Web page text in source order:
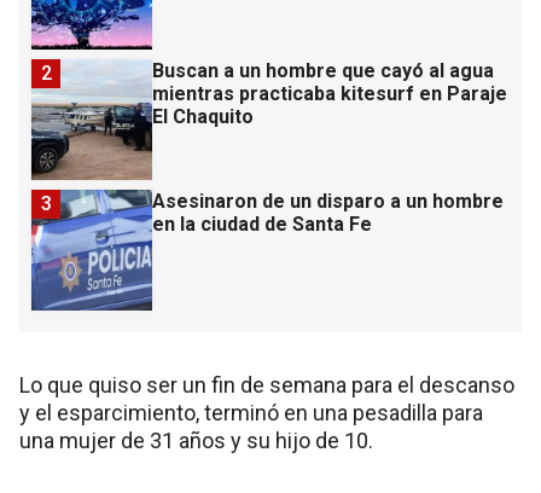
Buscan a un hombre que cayó al agua
mientras practicaba kitesurf en Paraje
El Chaquito
2
Asesinaron de un disparo a un hombre
en la ciudad de Santa Fe
3
Lo que quiso ser un fin de semana para el descanso
y el esparcimiento, terminó en una pesadilla para
una mujer de 31 años y su hijo de 10.